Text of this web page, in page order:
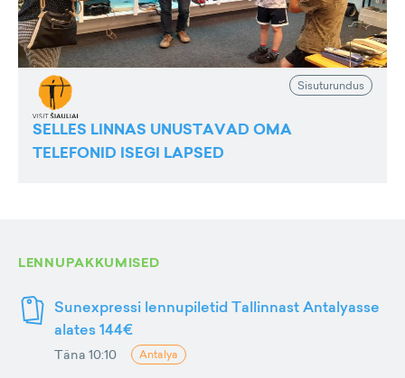
Sisuturundus
SELLES LINNAS UNUSTAVAD OMA
TELEFONID ISEGI LAPSED
LENNUPAKKUMISED
Sunexpressi lennupiletid Tallinnast Antalyasse
alates 144€
Täna 10:10 Antalya